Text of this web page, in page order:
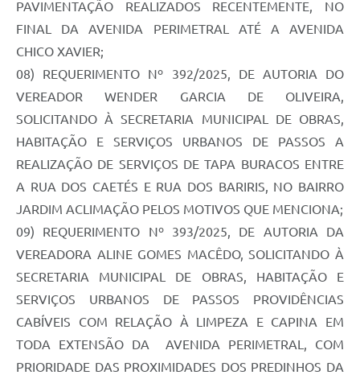
PAVIMENTAÇÃO REALIZADOS RECENTEMENTE, NO
FINAL DA AVENIDA PERIMETRAL ATÉ A AVENIDA
CHICO XAVIER;
08) REQUERIMENTO Nº 392/2025, DE AUTORIA DO
VEREADOR WENDER GARCIA DE OLIVEIRA,
SOLICITANDO À SECRETARIA MUNICIPAL DE OBRAS,
HABITAÇÃO E SERVIÇOS URBANOS DE PASSOS A
REALIZAÇÃO DE SERVIÇOS DE TAPA BURACOS ENTRE
A RUA DOS CAETÉS E RUA DOS BARIRIS, NO BAIRRO
JARDIM ACLIMAÇÃO PELOS MOTIVOS QUE MENCIONA;
09) REQUERIMENTO Nº 393/2025, DE AUTORIA DA
VEREADORA ALINE GOMES MACÊDO, SOLICITANDO À
SECRETARIA MUNICIPAL DE OBRAS, HABITAÇÃO E
SERVIÇOS URBANOS DE PASSOS PROVIDÊNCIAS
CABÍVEIS COM RELAÇÃO À LIMPEZA E CAPINA EM
TODA EXTENSÃO DA AVENIDA PERIMETRAL, COM
PRIORIDADE DAS PROXIMIDADES DOS PREDINHOS DA